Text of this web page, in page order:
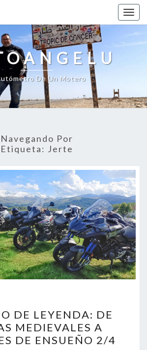
De Un Motero
Navegando Por
Etiqueta: Jerte
DE
LEYENDA:
DE
DE LEYENDA: DE
MEDIEVALES A
DE ENSUEÑO 2/4